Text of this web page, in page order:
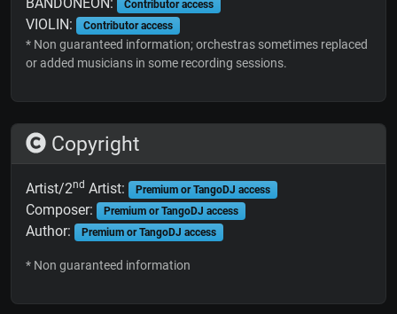
Contributor access
VIOLIN: Contributor access
* Non guaranteed information; orchestras sometimes replaced
or added musicians in some recording sessions.
Copyright
Artist/2nd Artist: Premium or TangoDJ access
Composer: Premium or TangoDJ access
Author: Premium or TangoDJ access
* Non guaranteed information